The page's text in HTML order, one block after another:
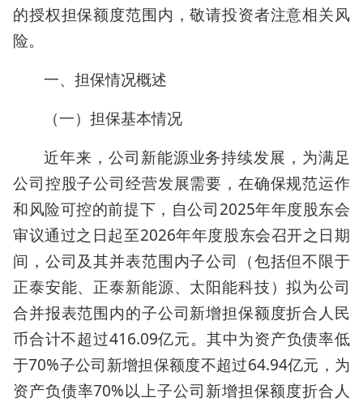
的授权担保额度范围内，敬请投资者注意相关风
险。
一、担保情况概述
（一）担保基本情况
近年来，公司新能源业务持续发展，为满足
公司控股子公司经营发展需要，在确保规范运作
和风险可控的前提下，自公司2025年年度股东会
审议通过之日起至2026年年度股东会召开之日期
间，公司及其并表范围内子公司（包括但不限于
正泰安能、正泰新能源、太阳能科技）拟为公司
合并报表范围内的子公司新增担保额度折合人民
币合计不超过416.09亿元。其中为资产负债率低
于70%子公司新增担保额度不超过64.94亿元，为
资产负债率70%以上子公司新增担保额度折合人